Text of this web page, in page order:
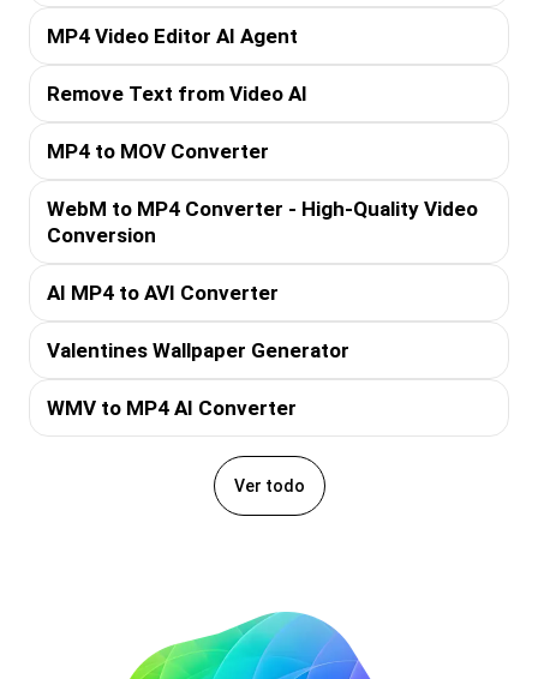
MP4 Video Editor AI Agent
Remove Text from Video AI
MP4 to MOV Converter
WebM to MP4 Converter - High-Quality Video
Conversion
AI MP4 to AVI Converter
Valentines Wallpaper Generator
WMV to MP4 AI Converter
Ver todo